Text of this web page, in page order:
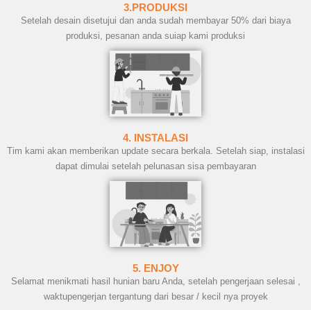
3.PRODUKSI
Setelah desain disetujui dan anda sudah membayar 50% dari biaya
produksi, pesanan anda suiap kami produksi
4. INSTALASI
Tim kami akan memberikan update secara berkala. Setelah siap, instalasi
dapat dimulai setelah pelunasan sisa pembayaran
5. ENJOY
Selamat menikmati hasil hunian baru Anda, setelah pengerjaan selesai ,
waktupengerjan tergantung dari besar / kecil nya proyek